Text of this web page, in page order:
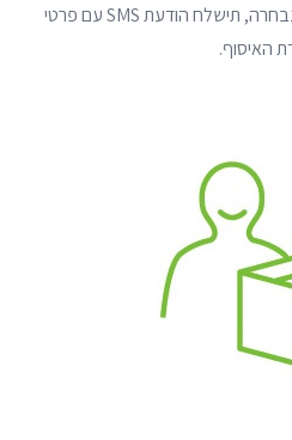
עם הגעת החבילה לנקודה שנבחרה, תישלח הודעת SMS עם פרטי
האיסוף.